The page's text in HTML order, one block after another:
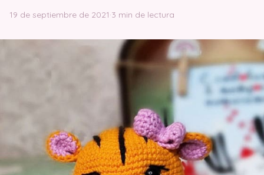
19 de septiembre de 2021·3 min de lectura